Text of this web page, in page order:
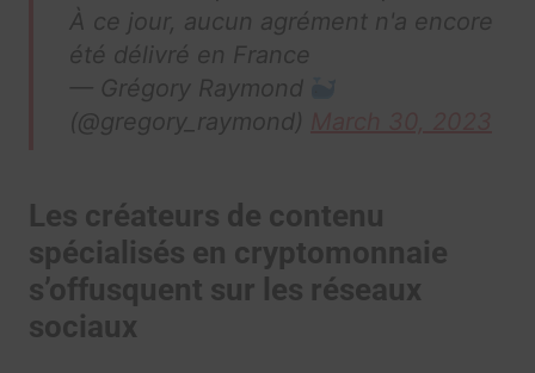
À ce jour, aucun agrément n'a encore
été délivré en France
— Grégory Raymond
(@gregory_raymond)
Les créateurs de contenu
spécialisés en cryptomonnaie
s’offusquent sur les réseaux
sociaux